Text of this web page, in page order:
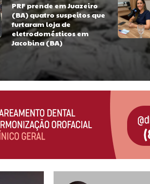
PRF prende em Juazeiro
(BA) quatro suspeitos que
furtaram loja de
eletrodomésticos em
Jacobina (BA)